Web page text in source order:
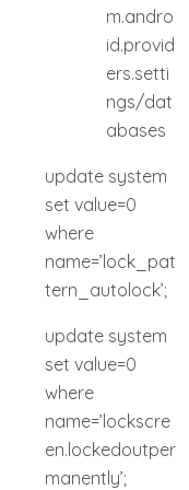
m.andro
id.provid
ers.setti
ngs/dat
abases
update system
set value=0
where
name=’lock_pat
tern_autolock’;
update system
set value=0
where
name=’lockscre
en.lockedoutper
manently’;